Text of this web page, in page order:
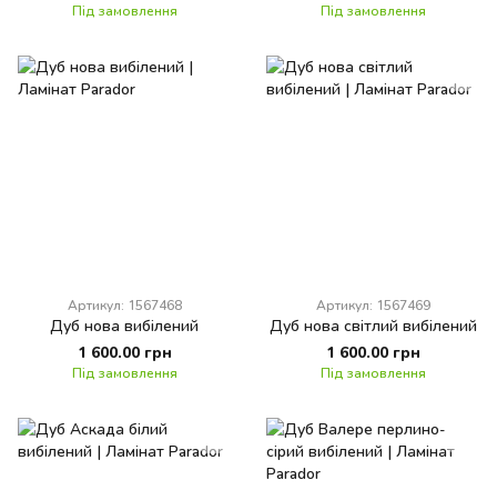
Під замовлення Під замовлення
Артикул: 1567468
Дуб нова вибілений
1 600.00 грн
Під замовлення
Артикул: 1567469
Дуб нова світлий вибілений
1 600.00 грн
Під замовлення